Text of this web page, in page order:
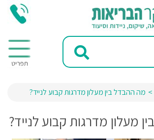
מה ההבדל בין מעלון מדרגות קבוע לנייד?
מעלון מדרגות קבוע לנייד?